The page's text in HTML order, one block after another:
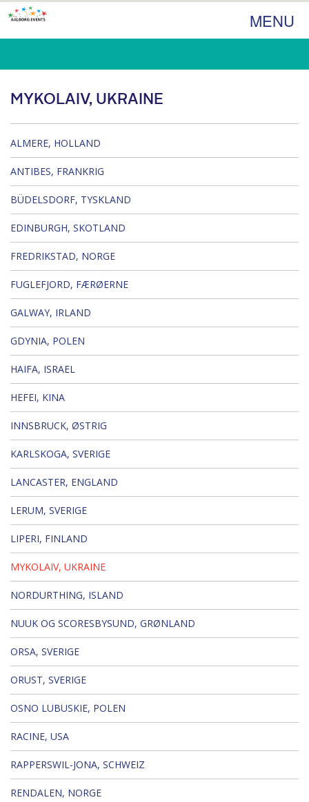
MENU
MYKOLAIV, UKRAINE
ALMERE, HOLLAND
ANTIBES, FRANKRIG
BÜDELSDORF, TYSKLAND
EDINBURGH, SKOTLAND
FREDRIKSTAD, NORGE
FUGLEFJORD, FÆRØERNE
GALWAY, IRLAND
GDYNIA, POLEN
HAIFA, ISRAEL
HEFEI, KINA
INNSBRUCK, ØSTRIG
KARLSKOGA, SVERIGE
LANCASTER, ENGLAND
LERUM, SVERIGE
LIPERI, FINLAND
MYKOLAIV, UKRAINE
NORDURTHING, ISLAND
NUUK OG SCORESBYSUND, GRØNLAND
ORSA, SVERIGE
ORUST, SVERIGE
OSNO LUBUSKIE, POLEN
RACINE, USA
RAPPERSWIL-JONA, SCHWEIZ
RENDALEN, NORGE